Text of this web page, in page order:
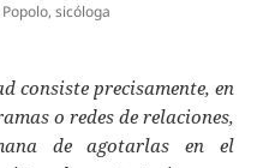
sicóloga
consiste precisamente, en
o redes de relaciones,
de agotarlas en el